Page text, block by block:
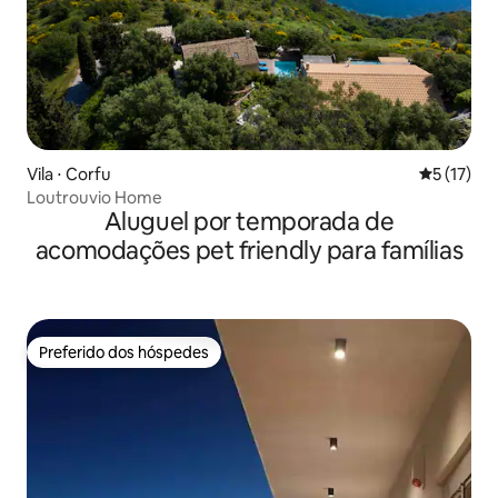
Vila ⋅ Corfu 5 de uma
5 (17)
Loutrouvio Home
Aluguel por temporada de
acomodações pet friendly para famílias
Preferido dos hóspedes
Preferido dos hóspedes